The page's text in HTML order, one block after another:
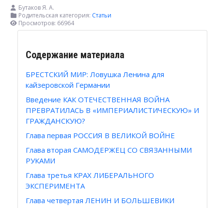
Бутаков Я. А.
Родительская категория: Статьи
Просмотров: 66964
Содержание материала
БРЕСТСКИЙ МИР: Ловушка Ленина для
кайзеровской Германии
Введение КАК ОТЕЧЕСТВЕННАЯ ВОЙНА
ПРЕВРАТИЛАСЬ В «ИМПЕРИАЛИСТИЧЕСКУЮ» И
ГРАЖДАНСКУЮ?
Глава первая РОССИЯ В ВЕЛИКОЙ ВОЙНЕ
Глава вторая САМОДЕРЖЕЦ СО СВЯЗАННЫМИ
РУКАМИ
Глава третья КРАХ ЛИБЕРАЛЬНОГО
ЭКСПЕРИМЕНТА
Глава четвертая ЛЕНИН И БОЛЬШЕВИКИ